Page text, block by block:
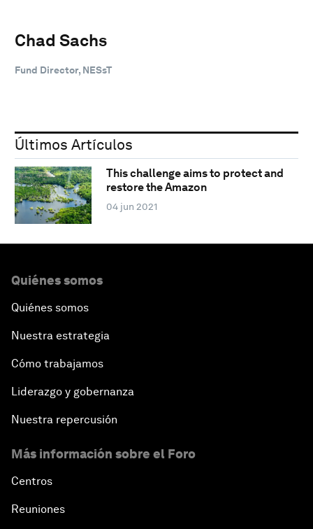
Chad Sachs
Fund Director, NESsT
Últimos Artículos
This challenge aims to protect and
restore the Amazon
04 jun 2021
Quiénes somos
Quiénes somos
Nuestra estrategia
Cómo trabajamos
Liderazgo y gobernanza
Nuestra repercusión
Más información sobre el Foro
Centros
Reuniones